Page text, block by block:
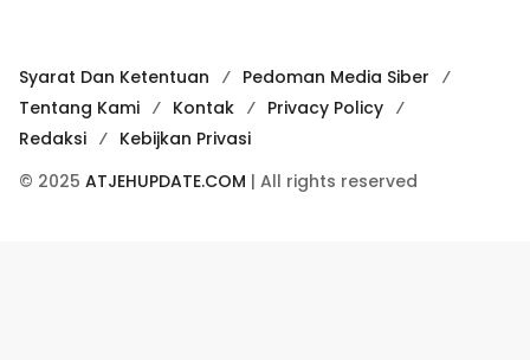
Syarat Dan Ketentuan
Pedoman Media Siber
Tentang Kami
Kontak
Privacy Policy
Redaksi
Kebijkan Privasi
© 2025 ATJEHUPDATE.COM | All rights reserved